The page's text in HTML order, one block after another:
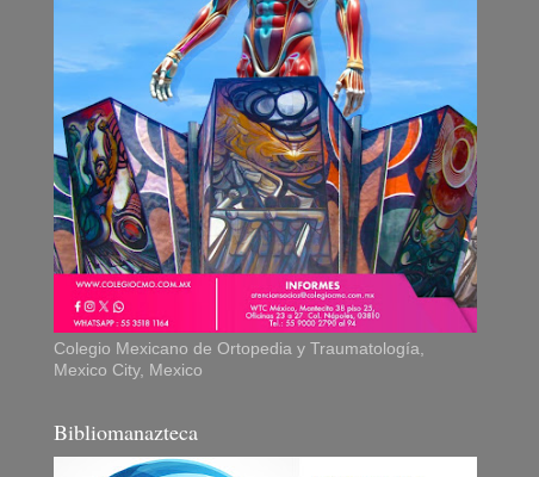
Colegio Mexicano de Ortopedia y Traumatología,
Mexico City, Mexico
Bibliomanazteca